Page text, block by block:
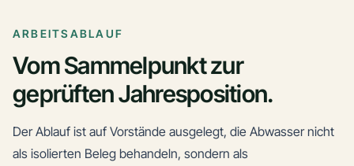
ARBEITSABLAUF
Vom Sammelpunkt zur
geprüften Jahresposition.
Der Ablauf ist auf Vorstände ausgelegt, die Abwasser nicht
als isolierten Beleg behandeln, sondern als